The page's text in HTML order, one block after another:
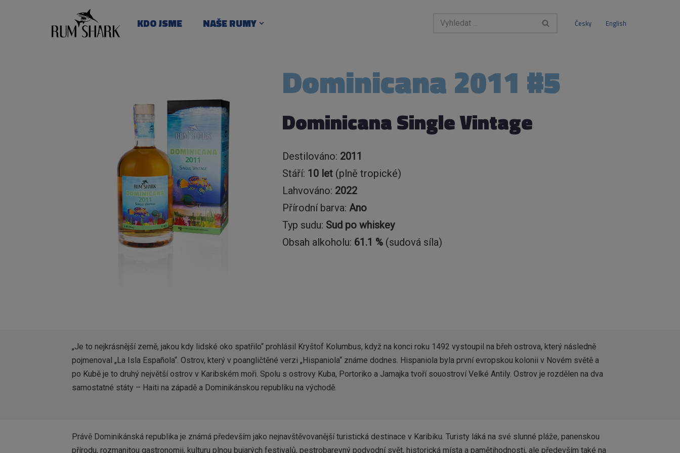
KDO JSME NAŠE RUMY Česky English
Dominicana 2011 #5
Dominicana Single Vintage
Destilováno: 2011
Stáří: 10 let (plně tropické)
Lahvováno: 2022
Přírodní barva: Ano
Typ sudu: Sud po whiskey
Obsah alkoholu: 61.1 % (sudová síla)
„Je to nejkrásnější země, jakou kdy lidské oko spatřilo“ prohlásil Kryštof Kolumbus, když na konci roku 1492 vystoupil na břeh ostrova, který následně
pojmenoval „La Isla Española“. Ostrov, který v poangličtěné verzi „Hispaniola“ známe dodnes. Hispaniola byla první evropskou kolonii v Novém světě a
po Kubě je to druhý největší ostrov v Karibském moři. Spolu s ostrovy Kuba, Portoriko a Jamajka tvoří souostroví Velké Antily. Ostrov je rozdělen na dva
samostatné státy – Haiti na západě a Dominikánskou republiku na východě.
Právě Dominikánská republika je známá především jako nejnavštěvovanější turistická destinace v Karibiku. Turisty láká na své slunné pláže, panenskou
přírodu, rozmanitou gastronomii, kulturu plnou bujarých festivalů, pestrobarevný podvodní svět, historická místa a pamětihodnosti, ale především také na